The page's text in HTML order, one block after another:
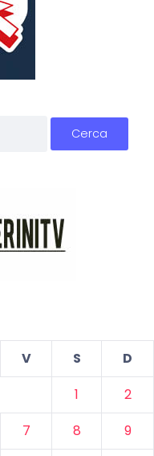
V S
D
1
2
7 8
9